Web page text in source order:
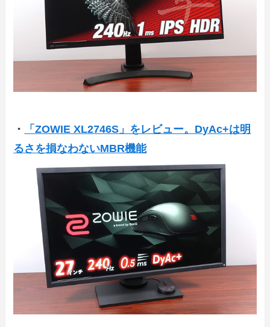
・
「ZOWIE XL2746S」をレビュー。DyAc+は明
るさを損なわないMBR機能